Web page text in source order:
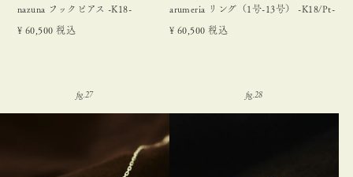
nazuna フックピアス -K18-
¥ 60,500 税込
arumeria リング（1号-13号） -K18/Pt-
¥ 60,500 税込